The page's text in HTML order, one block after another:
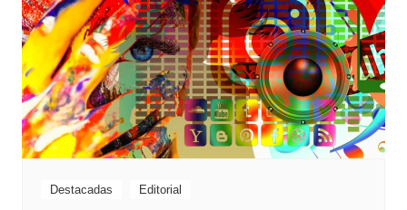
Destacadas Editorial